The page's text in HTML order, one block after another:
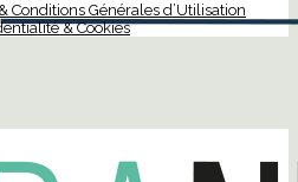
Conditions Générales d’Utilisation
& Cookies